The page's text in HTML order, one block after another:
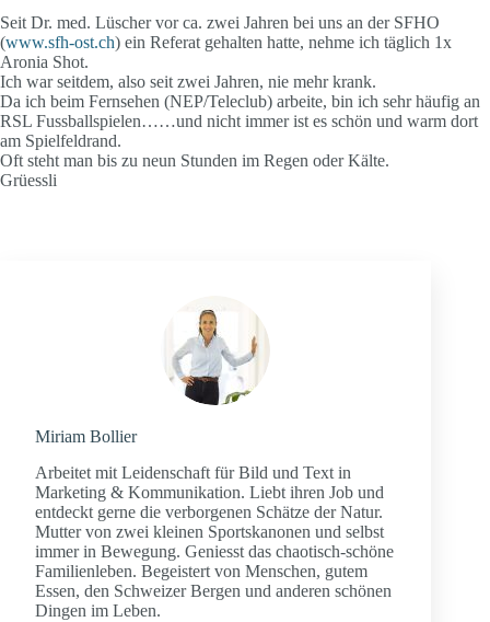
Seit Dr. med. Lüscher vor ca. zwei Jahren bei uns an der SFHO
(www.sfh-ost.ch) ein Referat gehalten hatte, nehme ich täglich 1x
Aronia Shot.
Ich war seitdem, also seit zwei Jahren, nie mehr krank.
Da ich beim Fernsehen (NEP/Teleclub) arbeite, bin ich sehr häufig an
RSL Fussballspielen……und nicht immer ist es schön und warm dort
am Spielfeldrand.
Oft steht man bis zu neun Stunden im Regen oder Kälte.
Grüessli
Miriam Bollier
Arbeitet mit Leidenschaft für Bild und Text in
Marketing & Kommunikation. Liebt ihren Job und
entdeckt gerne die verborgenen Schätze der Natur.
Mutter von zwei kleinen Sportskanonen und selbst
immer in Bewegung. Geniesst das chaotisch-schöne
Familienleben. Begeistert von Menschen, gutem
Essen, den Schweizer Bergen und anderen schönen
Dingen im Leben.